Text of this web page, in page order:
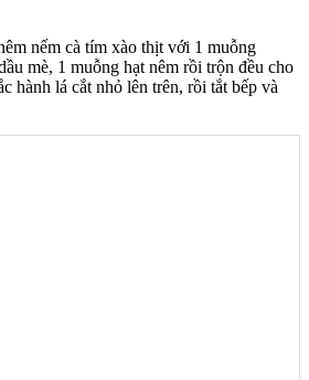
nếm cà tím xào thịt với 1 muỗng
mè, 1 muỗng hạt nêm rồi trộn đều cho
hành lá cắt nhỏ lên trên, rồi tắt bếp và